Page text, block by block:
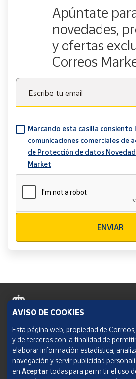
Apúntate
novedades,
y ofertas
Correos
Escribe tu email
Marcando esta casilla consiento
comunicaciones comerciales de
de Protección de datos
Market
ENVIAR
Política de cookies
Aviso legal
Condiciones del servicio
AVISO DE COOKIES
Esta página web, propiedad de
y de terceros con la finalidad de
elaborar información estadística,
navegación y servir publicidad
en Aceptar todas para permitir el uso